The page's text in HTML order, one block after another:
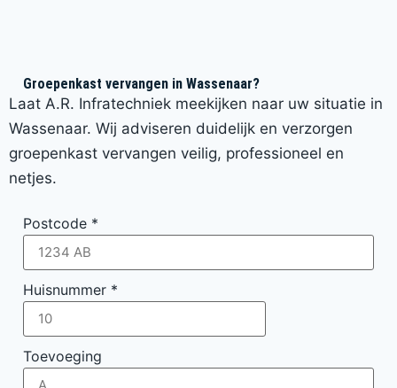
Groepenkast vervangen in Wassenaar?
Laat A.R. Infratechniek meekijken naar uw situatie in
Wassenaar. Wij adviseren duidelijk en verzorgen
groepenkast vervangen veilig, professioneel en
netjes.
Postcode *
Huisnummer *
Toevoeging